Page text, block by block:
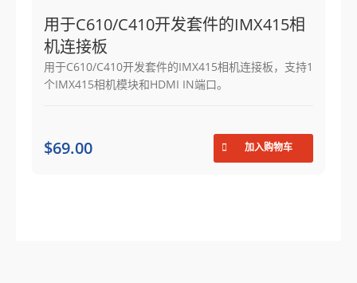
用于C610/C410开发套件的IMX415相
机连接板
用于C610/C410开发套件的IMX415相机连接板，支持1
个IMX415相机模块和HDMI IN端口。
$69.00 加入购物车